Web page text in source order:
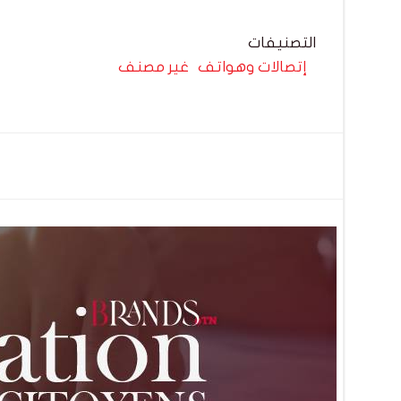
التصنيفات
إتصالات وهواتف
غير مصنف